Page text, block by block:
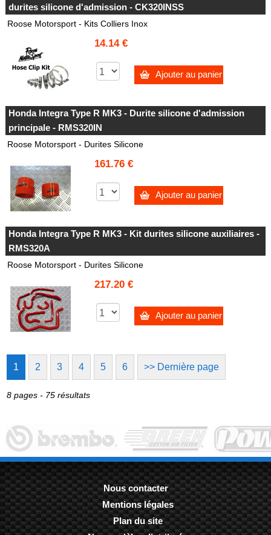
durites silicone d'admission - CK320INSS
Roose Motorsport - Kits Colliers Inox
14.14 €
Ajouter au panier
Honda Integra Type R MK3 - Durite silicone d'admission
principale - RMS320IN
Roose Motorsport - Durites Silicone
161.76 €
Ajouter au panier
Honda Integra Type R MK3 - Kit durites silicone auxiliaires -
RMS320A
Roose Motorsport - Durites Silicone
217.20 €
Ajouter au panier
1 2 3 4 5 6 >> Dernière page
8 pages - 75 résultats
Nous contacter
-Mentions légales
-Plan du site